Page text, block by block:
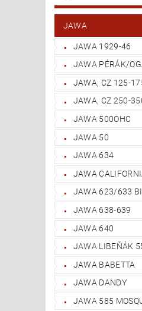
BANKOVNÍ
JAWA
JAWA 1929-46
JAWA PÉRÁK/
JAWA, CZ 125-
JAWA, CZ 250-
JAWA 500OHC
JAWA 50
JAWA 634
JAWA
JAWA 623/633
JAWA 638-639
JAWA 640
JAWA LIBEŇÁK
JAWA BABETTA
JAWA DANDY
JAWA 585